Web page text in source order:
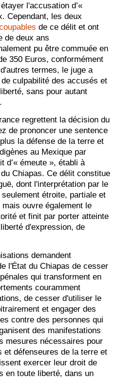
l'accusation d’«
Cependant, les deux
de ce délit et ont
de deux ans
pu être commuée en
350 Euros, conformément
termes, le juge a
culpabilité des accusés et
sans pour autant
regrettent la décision du
de prononcer une sentence
la défense de la terre et
au Mexique par
d’« émeute », établi à
Chiapas. Ce délit constitue
dont l'interprétation par le
étroite, partiale et
ouvre également le
et finit par porter atteinte
d'expression, de
demandent
l'État du Chiapas de cesser
qui transforment en
couramment
de cesser d'utiliser le
et engager des
contre des personnes qui
des manifestations
mesures nécessaires pour
et défenseures de la terre et
exercer leur droit de
en toute liberté, dans un